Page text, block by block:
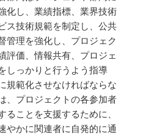
化し、業績指標、業界技術
ス技術規範を制定し、公共
管理を強化し、プロジェク
評価、情報共有、プロジェ
しっかりと行うよう指導
規範化させなければならな
、プロジェクトの各参加者
ることを支援するために、
やかに関連者に自発的に通